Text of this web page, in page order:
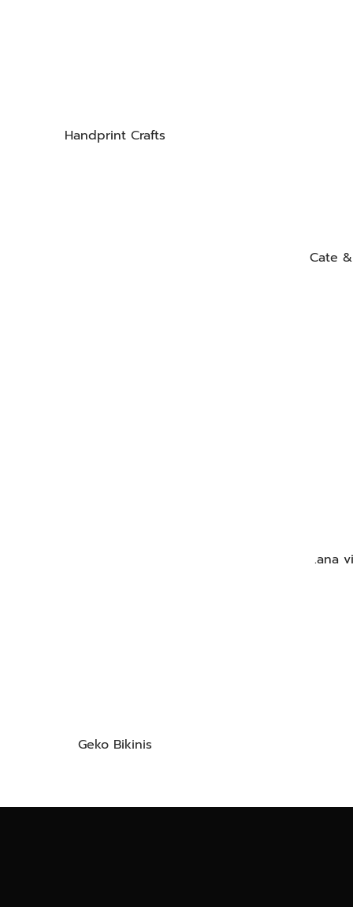
Handprint Crafts
Cate
Geko Bikinis
.ana